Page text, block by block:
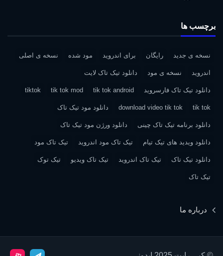
برچسب ها
نسخه ی جدید رایگان برای اندروید مود شده نسخه ی اصلی
اندروید نسخه ی مود دانلود تیک تاک لایت
دانلود تیک تاک فارسروید tik tok android
tik tok mod
tiktok
tik tok
download video tik tok دانلود مود تیک تاک
دانلود برنامه تیک تاک چینی دانلود ورژن مود تیک تاک
دانلود ویدید های تیک تیام تیک تاک مود اندروید تیک تاک مود
دانلود تیک تاک تیک تاک اندروید تیک تاک ویدیو تیک توک
تیک تاک
درباره ما